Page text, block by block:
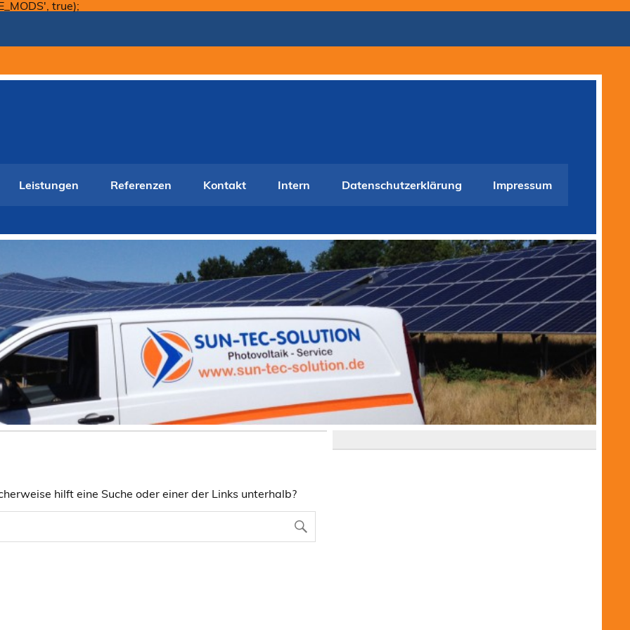
true);
Leistungen Referenzen Kontakt Intern Datenschutzerklärung Impressum
hilft eine Suche oder einer der Links unterhalb?